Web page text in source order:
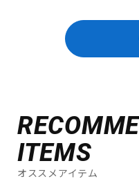
ITEMS
オススメアイテム